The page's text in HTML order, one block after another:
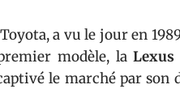
a vu le jour en
modèle, laLexus
le marché par son